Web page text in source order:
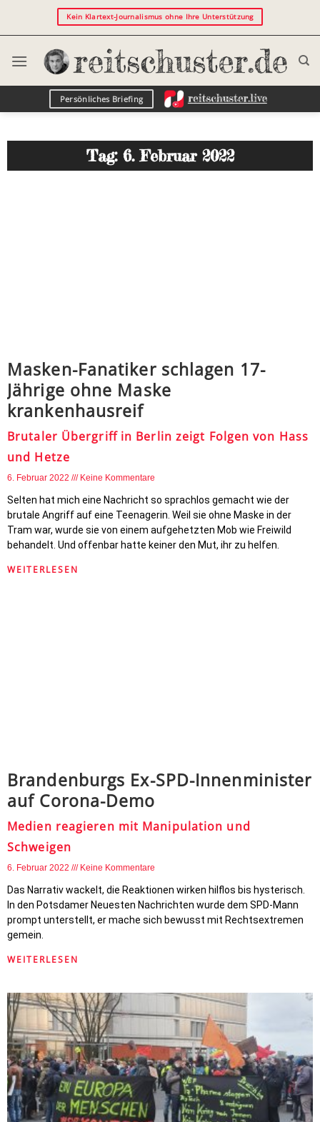
Kein Klartext-Journalismus ohne Ihre Unterstützung
Persönliches Briefing
Tag: 6. Februar 2022
Masken-Fanatiker schlagen 17-
Jährige ohne Maske
krankenhausreif
Brutaler Übergriff in Berlin zeigt Folgen von Hass
und Hetze
6. Februar 2022 Keine Kommentare
Selten hat mich eine Nachricht so sprachlos gemacht wie der
brutale Angriff auf eine Teenagerin. Weil sie ohne Maske in der
Tram war, wurde sie von einem aufgehetzten Mob wie Freiwild
behandelt. Und offenbar hatte keiner den Mut, ihr zu helfen.
WEITERLESEN
Brandenburgs Ex-SPD-Innenminister
auf Corona-Demo
Medien reagieren mit Manipulation und
Schweigen
6. Februar 2022 Keine Kommentare
Das Narrativ wackelt, die Reaktionen wirken hilflos bis hysterisch.
In den Potsdamer Neuesten Nachrichten wurde dem SPD-Mann
prompt unterstellt, er mache sich bewusst mit Rechtsextremen
gemein.
WEITERLESEN